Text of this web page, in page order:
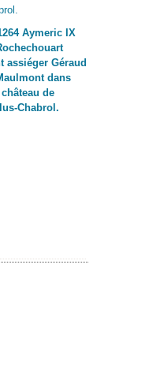
Aymeric IX
assiéger Géraud
dans
de
Chabrol.